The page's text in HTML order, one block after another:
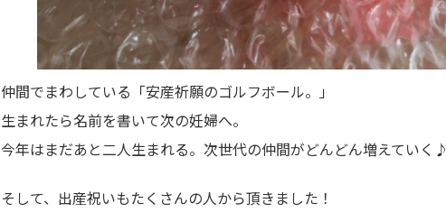
仲間でまわしている「安産祈願のゴルフボール。」
生まれたら名前を書いて次の妊婦へ。
今年はまだあと二人生まれる。次世代の仲間がどんどん増えていく♪
そして、出産祝いもたくさんの人から頂きました！